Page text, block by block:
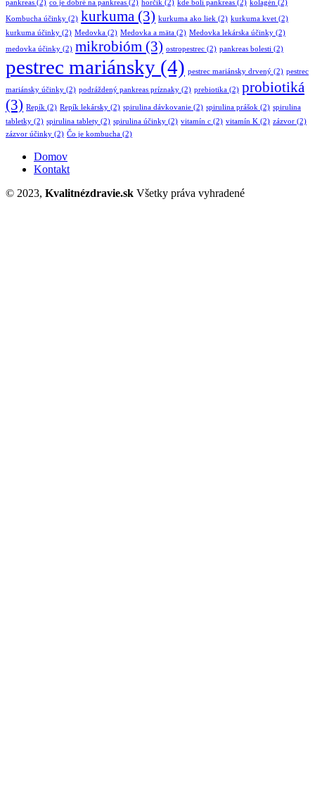
pankreas (2) co je dobré na pankreas (2) horčík (2) kde bolí pankreas (2) kolagén (2)
Kombucha účinky (2) kurkuma (3) kurkuma ako liek (2) kurkuma kvet (2)
kurkuma účinky (2) Medovka (2) Medovka a mäta (2) Medovka lekárska účinky (2)
medovka účinky (2) mikrobióm (3) ostropestrec (2) pankreas bolesti (2)
pestrec mariánsky (4) pestrec mariánsky drvený (2) pestrec
mariánsky účinky (2) podráždený pankreas príznaky (2) prebiotika (2) probiotiká
(3) Repík (2) Repík lekársky (2) spirulina dávkovanie (2) spirulina prášok (2) spirulina
tabletky (2) spirulina tablety (2) spirulina účinky (2) vitamín c (2) vitamín K (2) zázvor (2)
zázvor účinky (2) Čo je kombucha (2)
Domov
Kontakt
© 2023, Kvalitnézdravie.sk Všetky práva vyhradené